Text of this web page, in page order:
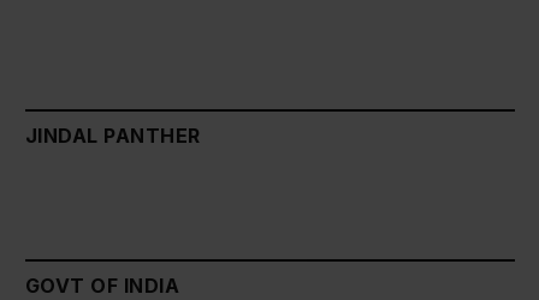
JINDAL PANTHER
GOVT OF INDIA